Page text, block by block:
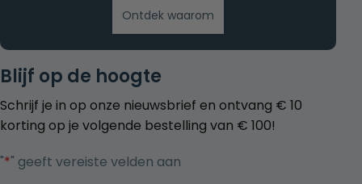
Blijf op de hoogte
Schrijf je in op onze nieuwsbrief en ontvang € 10
korting op je volgende bestelling van € 100!
"*" geeft vereiste velden aan
Ontdek waarom